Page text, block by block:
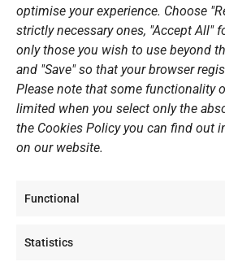
optimise your experience. Choose
strictly necessary ones, "Accept All"
only those you wish to use beyond
and "Save" so that your browser
Please note that some functionality
limited when you select only the
the Cookies Policy you can find out
on our website.
Functional
Statistics
Summer Camps
PERSONAL DATA
Website Policy
Cookie Policy
General Policy NOV
Summer Camp Update
CONTACT